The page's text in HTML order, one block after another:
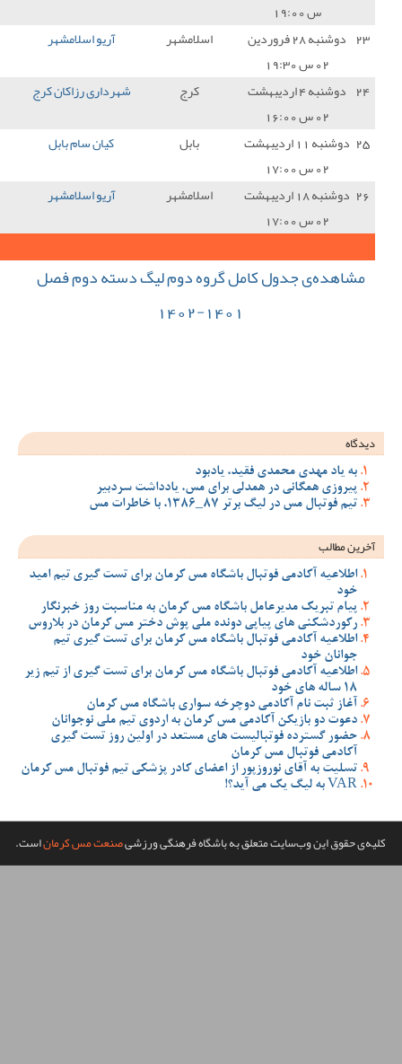
آریو اسلامشهر 4 - 0 مس نوین
شهرداری رزاکان کرج 2 - 1 آریو اسلامشهر
کیان سام بابل 1 - 1 آریو اسلامشهر
آریو اسلامشهر 0 - 0 شهرداری نوشهر
دوم لیگ دسته دوم فصل
مس، یادداشت سردبیر
مس کرمان برای تست گیری تیم امید
کرمان به مناسبت روز خبرنگار
پوش دختر مس کرمان در بلاروس
مس کرمان برای تست گیری تیم
مس کرمان برای تست گیری از تیم زیر
باشگاه مس کرمان
به اردوی تیم ملی نوجوانان
در اولین روز تست گیری
کادر پزشکی تیم فوتبال مس کرمان
فرهنگی ورزشیصنعت مس کرماناست.